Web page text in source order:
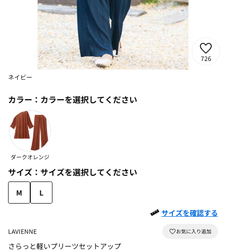
726
ネイビー
カラー： カラーを選択してください
ダークオレンジ
サイズ： サイズを選択してください
M
L
サイズを確認する
LAVIENNE
さらっと軽いプリーツセットアップ